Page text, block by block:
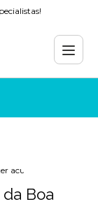
acupuntura alto da
Boa